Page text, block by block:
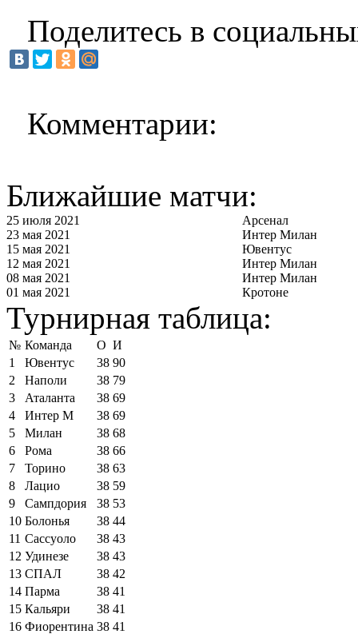
Поделитесь в
Комментарии:
Ближайшие матчи:
25 июля 2021
Арсенал
23 мая 2021
Интер Милан
15 мая 2021
Ювентус
12 мая 2021
Интер Милан
08 мая 2021
Интер Милан
01 мая 2021
Кротоне
Турнирная таблица:
№ Команда О И
1
Ювентус 38 90
2
Наполи 38 79
3
Аталанта 38 69
4
Интер М 38 69
5
Милан 38 68
6
Рома 38 66
7
Торино 38 63
8
Лацио 38 59
9
Сампдория 38 53
10 Болонья 38 44
11 Сассуоло 38 43
12 Удинезе 38 43
13 СПАЛ 38 42
14 Парма 38 41
15 Кальяри 38 41
16 Фиорентина 38 41